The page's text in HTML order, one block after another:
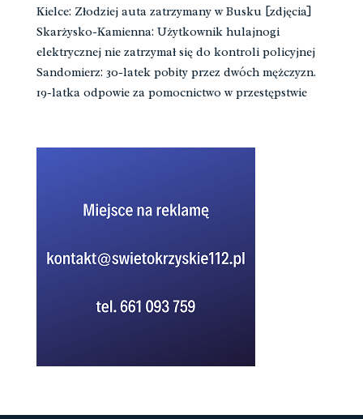
Kielce: Złodziej auta zatrzymany w Busku [zdjęcia]
Skarżysko-Kamienna: Użytkownik hulajnogi
elektrycznej nie zatrzymał się do kontroli policyjnej
Sandomierz: 30-latek pobity przez dwóch mężczyzn.
19-latka odpowie za pomocnictwo w przestępstwie